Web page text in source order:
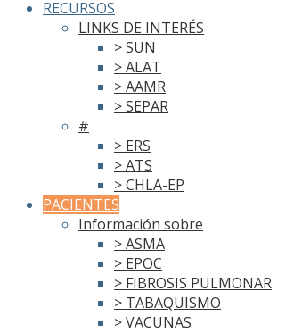
RECURSOS
LINKS DE INTERÉS
> SUN
> ALAT
> AAMR
> SEPAR
#
> ERS
> ATS
> CHLA-EP
PACIENTES
Información sobre
> ASMA
> EPOC
> FIBROSIS PULMONAR
> TABAQUISMO
> VACUNAS